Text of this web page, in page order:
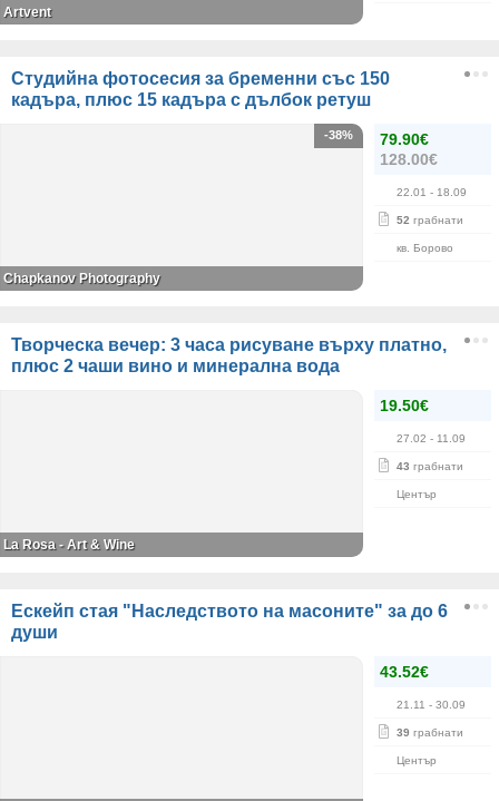
Artvent
Студийна фотосесия за бременни със 150
кадъра, плюс 15 кадъра с дълбок ретуш
79.90€
128.00€
22.01 - 18.09
52 грабнати
кв. Борово
-38%
Chapkanov Photography
Творческа вечер: 3 часа рисуване върху платно,
плюс 2 чаши вино и минерална вода
19.50€
27.02 - 11.09
43 грабнати
Център
La Rosa - Art & Wine
Ескейп стая "Наследството на масоните" за до 6
души
43.52€
21.11 - 30.09
39 грабнати
Център